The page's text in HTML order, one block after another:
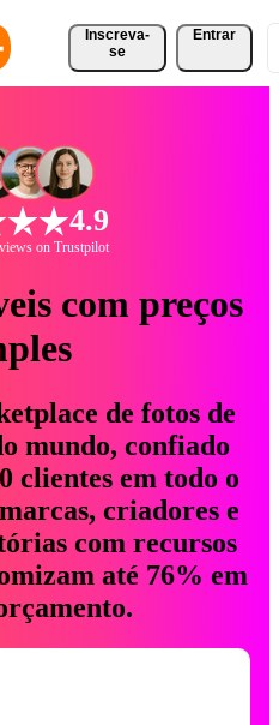
Inscreva-
se
Entrar
4.9
on Trustpilot
com preços
de fotos de
mundo, confiado
clientes em todo o
criadores e
com recursos
até 76% em